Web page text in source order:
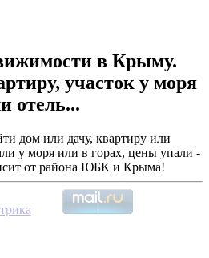
в Крыму.
участок у моря
отель...
дом или дачу, квартиру или
у моря или в горах, цены упали -
от района ЮБК и Крыма!